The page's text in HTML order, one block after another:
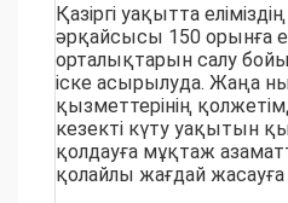
Қазіргі уақытта
әрқайсысы 150 орынға
орталықтарын салу
іске асырылуда. Жаңа
қызметтерінің
кезекті күту уақытын
қолдауға мұқтаж
қолайлы жағдай жасауға